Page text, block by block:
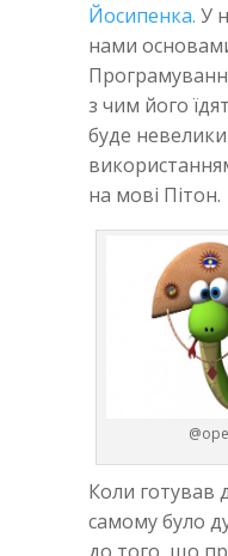
Йосипенка. У
нами
з чим його
буде
на мові Пітон.
Коли готував
самому було